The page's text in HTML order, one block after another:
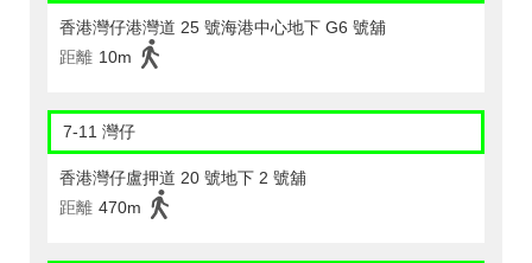
香港灣仔港灣道 25 號海港中心地下 G6 號舖
距離 10m
7-11 灣仔
香港灣仔盧押道 20 號地下 2 號舖
距離 470m